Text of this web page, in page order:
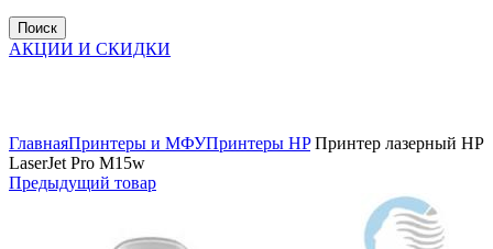
Поиск
АКЦИИ И СКИДКИ
ГлавнаяПринтеры и МФУПринтеры HPПринтер лазерный HP
LaserJet Pro M15w
Предыдущий товар